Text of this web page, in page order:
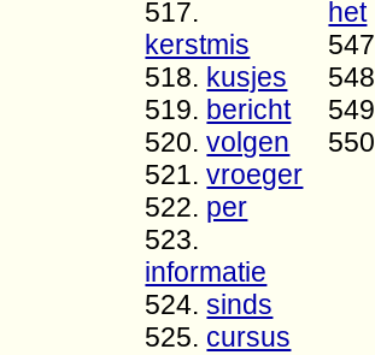
517.
kerstmis
518. kusjes
519. bericht
520.volgen
521.vroeger
522. per
523.
informatie
524.sinds
525. cursus
het